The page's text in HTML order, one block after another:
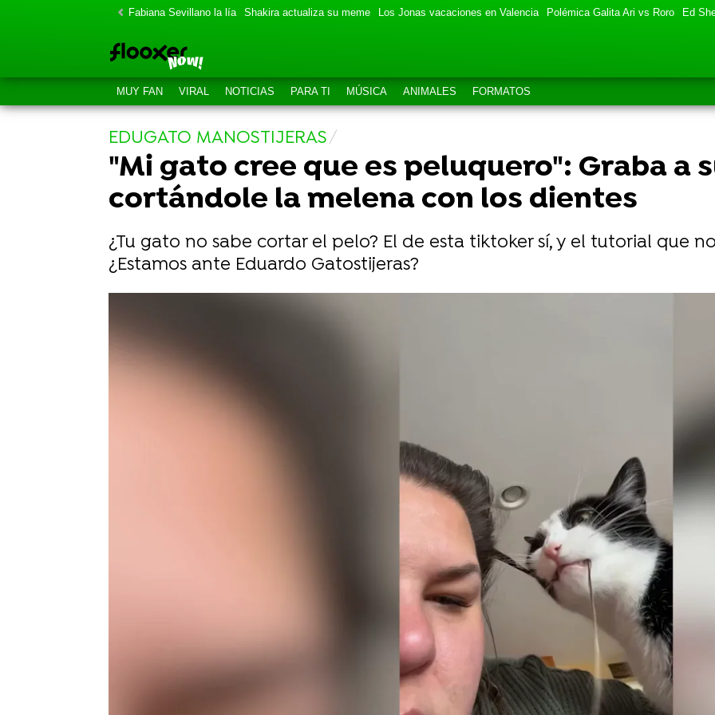
Fabiana Sevillano la lía Shakira actualiza su meme Los Jonas vacaciones en Valencia Polémica Galita Ari vs Roro Ed
MUY FAN VIRAL NOTICIAS PARA TI MÚSICA ANIMALES FORMATOS
EDUGATO MANOSTIJERAS
"Mi gato cree que es peluquero": Graba a
cortándole la melena con los dientes
¿Tu gato no sabe cortar el pelo? El de esta tiktoker sí, y el tutorial que
¿Estamos ante Eduardo Gatostijeras?
WhatsappFacebook
Jordan Myszka, una joven de 30 años, estaba grabando un tierno
vídeo junto a su gato, que se acercó a ella para pedir unos mimos.